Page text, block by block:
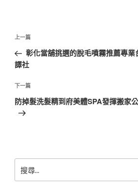
文
導
覽
上
一
篇
章
上一篇
彰化當舖挑選的脫毛噴霧推薦專
譯社
下
一
篇
下一篇
防掉髮洗髮精到府美體SPA發揮搬家
尋